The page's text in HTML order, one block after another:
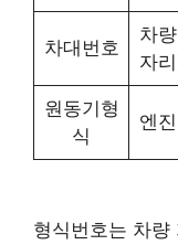
차대번호
차
자
원동기형
식
엔
형식번호는 차량